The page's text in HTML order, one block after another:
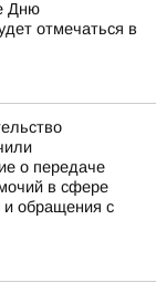
Дню
отмечаться в
о передаче
в сфере
обращения с